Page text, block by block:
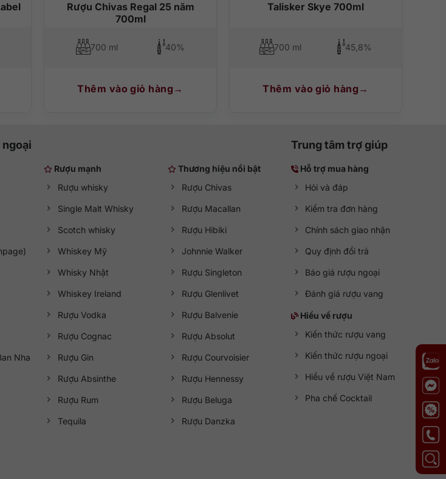
Rượu Chivas Regal 25 năm
700ml
700 ml 40%
Thêm vào giỏ hàng
Talisker Skye 700ml
700 ml 45,8%
Thêm vào giỏ hàng
ngoại
Nha
Rượu mạnh
Rượu whisky
Single Malt Whisky
Scotch whisky
Whiskey Mỹ
Whisky Nhật
Whiskey Ireland
Rượu Vodka
Rượu Cognac
Rượu Gin
Rượu Absinthe
Rượu Rum
Tequila
Thương hiệu nổi bật
Rượu Chivas
Rượu Macallan
Rượu Hibiki
Johnnie Walker
Rượu Singleton
Rượu Glenlivet
Rượu Balvenie
Rượu Absolut
Rượu Courvoisier
Rượu Hennessy
Rượu Beluga
Rượu Danzka
Trung tâm trợ giúp
Hỗ trợ mua hàng
Hỏi và đáp
Kiểm tra đơn hàng
Chính sách giao nhận
Quy định đổi trả
Báo giá rượu ngoại
Đánh giá rượu vang
Hiểu về rượu
Kiến thức rượu vang
Kiến thức rượu ngoại
Hiểu về rượu Việt Nam
Pha chế Cocktail